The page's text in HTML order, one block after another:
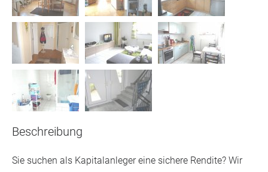
Beschreibung
Sie suchen als Kapitalanleger eine sichere Rendite? Wir